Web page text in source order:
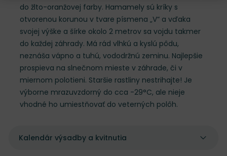
do žlto-oranžovej farby. Hamamely sú kríky s
otvorenou korunou v tvare písmena „V“ a vďaka
svojej výške a šírke okolo 2 metrov sa vojdu takmer
do každej záhrady. Má rád vlhkú a kyslú pôdu,
neznáša vápno a tuhú, vododržnú zeminu. Najlepšie
prospieva na slnečnom mieste v záhrade, či v
miernom polotieni. Staršie rastliny nestrihajte! Je
výborne mrazuvzdorný do cca -29°C, ale nieje
vhodné ho umiestňovať do veterných polôh.
Kalendár výsadby a kvitnutia